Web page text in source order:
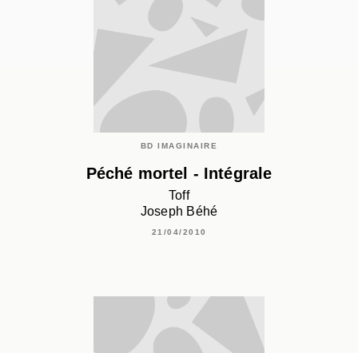
BD IMAGINAIRE
Péché mortel - Intégrale
Toff
Joseph Béhé
21/04/2010